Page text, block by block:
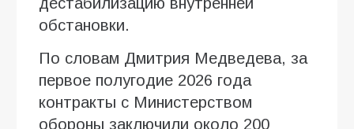
обстановки.
По словам Дмитрия Медведева, за
первое полугодие 2026 года
контракты с Министерством
обороны заключили около 200